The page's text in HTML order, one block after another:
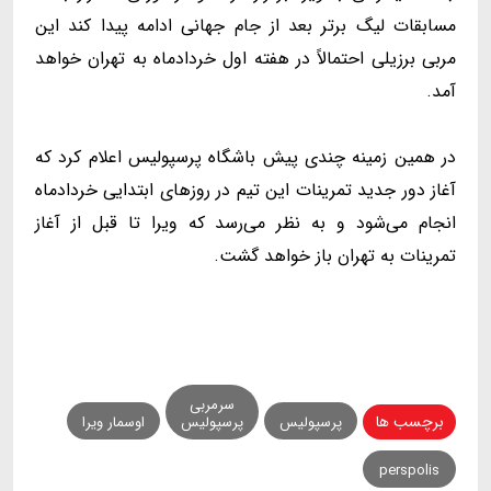
مسابقات لیگ برتر بعد از جام جهانی ادامه پیدا کند این
مربی برزیلی احتمالاً در هفته اول خردادماه به تهران خواهد
آمد.
در همین زمینه چندی پیش باشگاه پرسپولیس اعلام کرد که
آغاز دور جدید تمرینات این تیم در روزهای ابتدایی خردادماه
انجام می‌شود و به نظر می‌رسد که ویرا تا قبل از آغاز
تمرینات به تهران باز خواهد گشت.
برچسب ها پرسپولیس
سرمربی
پرسپولیس اوسمار ویرا
perspolis